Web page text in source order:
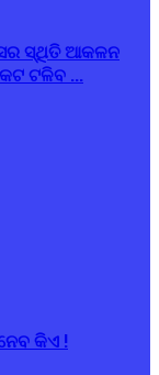
ସ୍ଥିତି ଆକଳନ
ଟଳିବ ...
କିଏ !